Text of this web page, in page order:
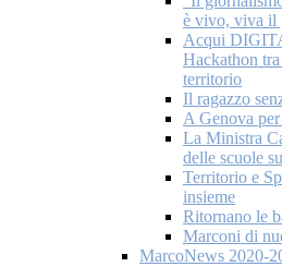
è vivo, viva il
Acqui
Hackathon
territorio
Il ragazzo
A Genova
La Ministra
delle scuole
Territorio e
insieme
Ritornano le
Marconi di
MarcoNews 2020-